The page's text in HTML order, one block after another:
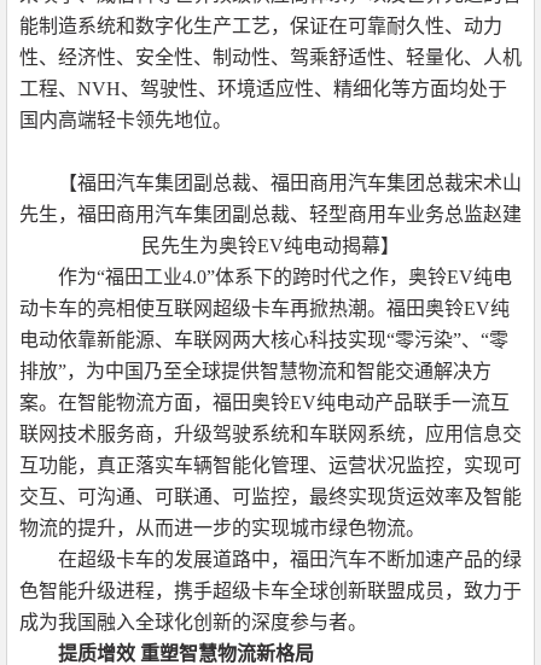
能制造系统和数字化生产工艺，保证在可靠耐久性、动力
性、经济性、安全性、制动性、驾乘舒适性、轻量化、人机
工程、NVH、驾驶性、环境适应性、精细化等方面均处于
国内高端轻卡领先地位。
【福田汽车集团副总裁、福田商用汽车集团总裁宋术山
先生，福田商用汽车集团副总裁、轻型商用车业务总监赵建
民先生为奥铃EV纯电动揭幕】
作为“福田工业4.0”体系下的跨时代之作，奥铃EV纯电
动卡车的亮相使互联网超级卡车再掀热潮。福田奥铃EV纯
电动依靠新能源、车联网两大核心科技实现“零污染”、“零
排放”，为中国乃至全球提供智慧物流和智能交通解决方
案。在智能物流方面，福田奥铃EV纯电动产品联手一流互
联网技术服务商，升级驾驶系统和车联网系统，应用信息交
互功能，真正落实车辆智能化管理、运营状况监控，实现可
交互、可沟通、可联通、可监控，最终实现货运效率及智能
物流的提升，从而进一步的实现城市绿色物流。
在超级卡车的发展道路中，福田汽车不断加速产品的绿
色智能升级进程，携手超级卡车全球创新联盟成员，致力于
成为我国融入全球化创新的深度参与者。
提质增效 重塑智慧物流新格局